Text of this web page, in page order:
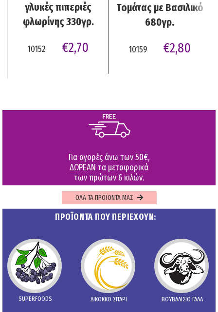
γλυκές πιπεριές
φλωρίνης 330γρ.
10152 €2,70
Τομάτας με Βασιλικό
680γρ.
10159 €2,80
Για αγορές άνω των 50€,
ΔΩΡΕΑΝ τα μεταφορικά
των πρώτων 6 κιλών.
ΟΛΑ ΤΑ ΠΡΟΪΟΝΤΑ ΜΑΣ
ΠΡΟΪΟΝΤΑ ΠΟΥ ΠΕΡΙΕΧΟΥΝ:
SUPERFOODS ΔΙΚΟΚΚΟ ΣΙΤΑΡΙ ΒΟΥΒΑΛΙΣΙΟ ΓΑΛΑ